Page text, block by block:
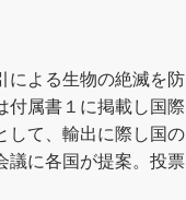
による生物の絶滅を防
付属書１に掲載し国際
して、輸出に際し国の
議に各国が提案。投票